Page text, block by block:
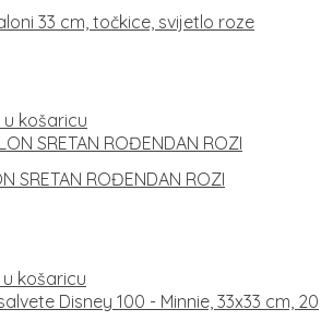
33 cm, točkice, svijetlo roze
košaricu
SRETAN ROĐENDAN ROZI
košaricu